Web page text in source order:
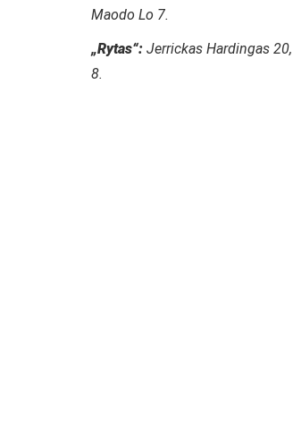
Maodo Lo 7.
„Rytas“: Jerrickas Hardingas
8.